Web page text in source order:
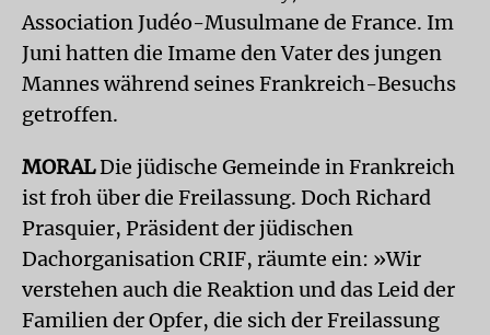
Association Judéo-Musulmane de France. Im
Juni hatten die Imame den Vater des jungen
Mannes während seines Frankreich-Besuchs
getroffen.
MORALDie jüdische Gemeinde in Frankreich
ist froh über die Freilassung. Doch Richard
Prasquier, Präsident der jüdischen
Dachorganisation CRIF, räumte ein: »Wir
verstehen auch die Reaktion und das Leid der
Familien der Opfer, die sich der Freilassung